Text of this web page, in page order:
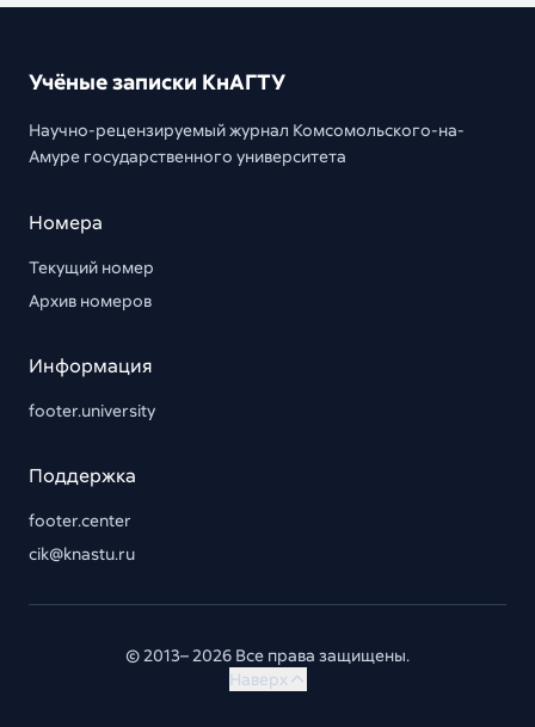
Учёные записки КнАГТУ
Научно-рецензируемый журнал Комсомольского-на-
Амуре государственного университета
Номера
Текущий номер
Архив номеров
Информация
footer.university
Поддержка
footer.center
cik@knastu.ru
© 2013– 2026 Все права защищены.
Наверх